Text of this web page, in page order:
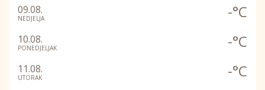
09.08.
NEDJELJA -°C
10.08.
PONEDJELJAK -°C
11.08.
UTORAK -°C